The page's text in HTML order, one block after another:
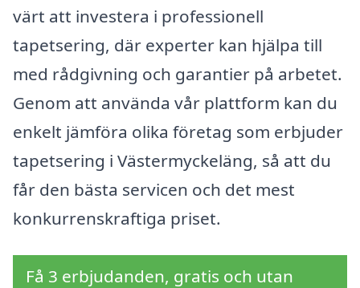
värt att investera i professionell
tapetsering, där experter kan hjälpa till
med rådgivning och garantier på arbetet.
Genom att använda vår plattform kan du
enkelt jämföra olika företag som erbjuder
tapetsering i Västermyckeläng, så att du
får den bästa servicen och det mest
konkurrenskraftiga priset.
Få 3 erbjudanden, gratis och utan